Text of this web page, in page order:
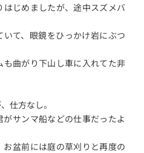
はじめましたが、途中スズメバ
て、眼鏡をひっかけ岩にぶつ
曲がり下山し車に入れてた非
仕方なし。
サンマ船などの仕事だったよ
盆前には庭の草刈りと再度の